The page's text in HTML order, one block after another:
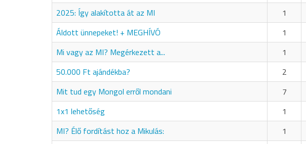
2025: Így alakította át az MI
1
Áldott ünnepeket! + MEGHÍVÓ
1
Mi vagy az MI? Megérkezett a...
1
50.000 Ft ajándékba?
2
Mit tud egy Mongol erről mondani
7
1x1 lehetőség
1
MI? Élő fordítást hoz a Mikulás:
1